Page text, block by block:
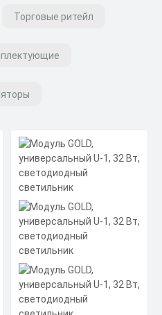
Торговые ритейл